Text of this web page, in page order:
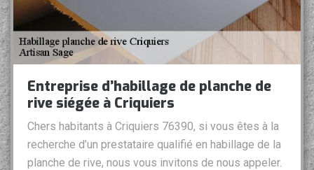
Entreprise d’habillage de planche de
rive siégée à Criquiers
Chers habitants à Criquiers 76390, si vous êtes à la
recherche d’un prestataire qualifié en habillage de la
planche de rive, nous vous invitons de nous appeler.